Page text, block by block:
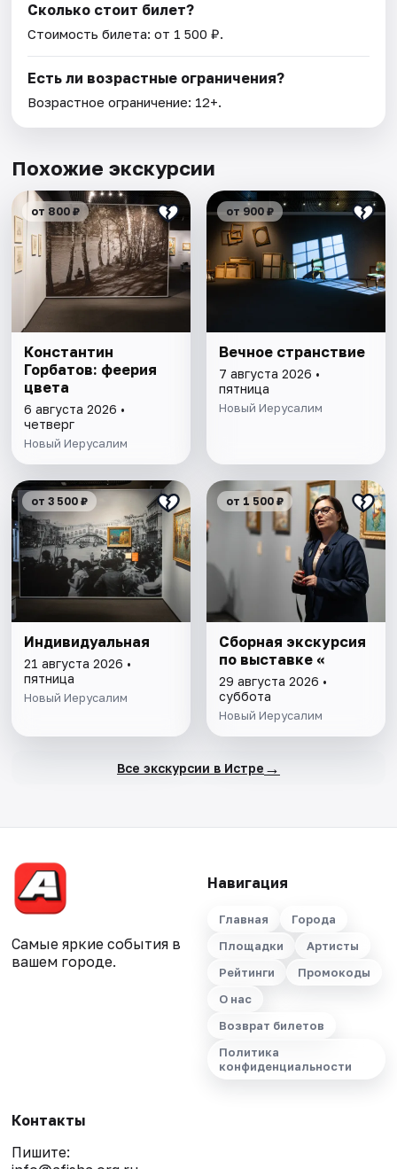
Сколько стоит билет?
Стоимость билета: от 1 500 ₽.
Есть ли возрастные ограничения?
Возрастное ограничение: 12+.
Похожие экскурсии
от 800 ₽
Константин
Горбатов: феерия
цвета
6 августа 2026 •
четверг
Новый Иерусалим
от 900 ₽
Вечное странствие
7 августа 2026 •
пятница
Новый Иерусалим
от 3 500 ₽
Индивидуальная
21 августа 2026 •
пятница
Новый Иерусалим
от 1 500 ₽
Сборная экскурсия
по выставке «
29 августа 2026 •
суббота
Новый Иерусалим
Все экскурсии в Истре →
Самые яркие события в
вашем городе.
Навигация
Главная
Города
Площадки
Артисты
Рейтинги
Промокоды
О нас
Возврат билетов
Политика
конфиденциальности
Контакты
Пишите: